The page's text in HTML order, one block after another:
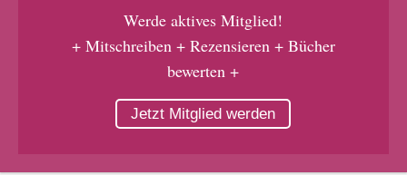
Werde aktives Mitglied!
+ Mitschreiben + Rezensieren + Bücher
bewerten +
Jetzt Mitglied werden